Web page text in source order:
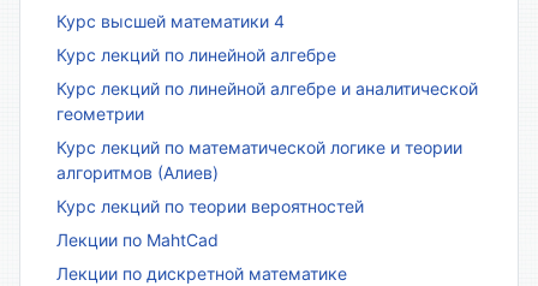
Курс высшей математики 4
Курс лекций по линейной алгебре
Курс лекций по линейной алгебре и аналитической
геометрии
Курс лекций по математической логике и теории
алгоритмов (Алиев)
Курс лекций по теории вероятностей
Лекции по MahtCad
Лекции по дискретной математике